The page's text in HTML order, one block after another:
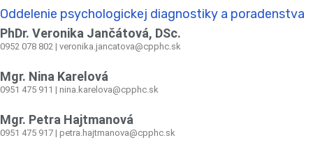
Oddelenie psychologickej diagnostiky a poradenstva
PhDr. Veronika Jančátová, DSc.
0952 078 802 | veronika.jancatova@cpphc.sk
Mgr. Nina Karelová
0951 475 911 | nina.karelova@cpphc.sk
Mgr. Petra Hajtmanová
0951 475 917 | petra.hajtmanova@cpphc.sk